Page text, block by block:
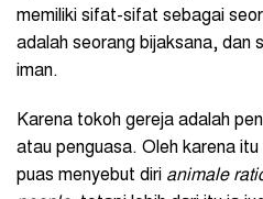
memiliki sifat-sifat sebagai
adalah seorang bijaksana, dan
iman.
Karena tokoh gereja adalah
atau penguasa. Oleh karena
puas menyebut diri animale